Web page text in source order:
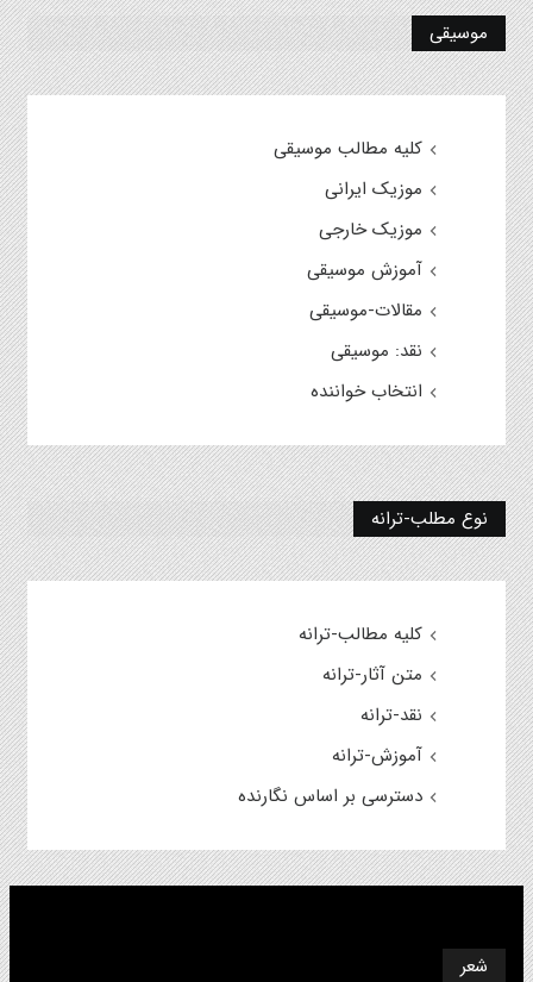
موسیقی
کلیه مطالب موسیقی
موزیک ایرانی
موزیک خارجی
آموزش موسیقی
مقالات-موسیقی
نقد: موسیقی
انتخاب خواننده
نوع مطلب-ترانه
کلیه مطالب-ترانه
متن آثار-ترانه
نقد-ترانه
آموزش-ترانه
دسترسی بر اساس نگارنده
شعر